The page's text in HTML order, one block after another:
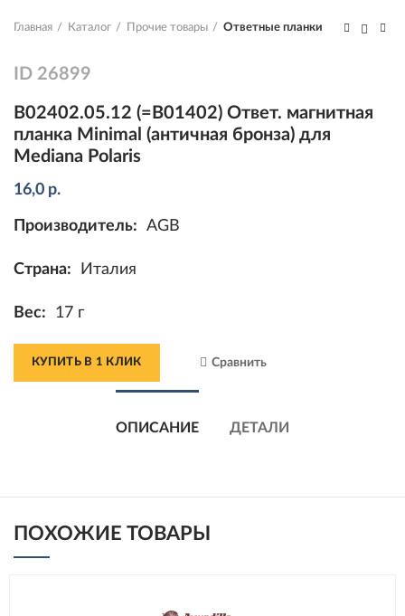
Главная Каталог Прочие товары Ответные планки
ID 26899
B02402.05.12 (=B01402) Ответ. магнитная
планка Minimal (античная бронза) для
Mediana Polaris
16,0 р.
Производитель: AGB
Страна: Италия
Вес: 17 г
КУПИТЬ В 1 КЛИК Сравнить
ОПИСАНИЕ ДЕТАЛИ
ПОХОЖИЕ ТОВАРЫ